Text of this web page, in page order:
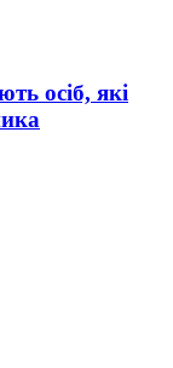
осіб, які